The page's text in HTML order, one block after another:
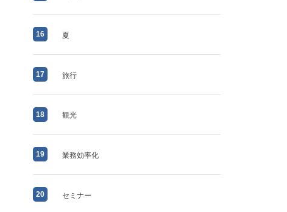
16 夏
17 旅行
18 観光
19 業務効率化
20 セミナー